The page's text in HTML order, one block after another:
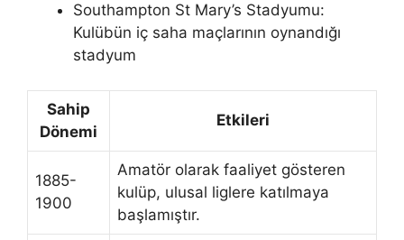
Southampton St Mary’s Stadyumu:
Kulübün iç saha maçlarının oynandığı
stadyum
Sahip
Dönemi
Etkileri
1885-
1900
Amatör olarak faaliyet gösteren
kulüp, ulusal liglere katılmaya
başlamıştır.